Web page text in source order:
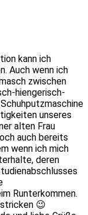
kann ich
Auch wenn ich
zwischen
hiengerisch-
unseres
alten Frau
auch bereits
wenn ich mich
deren
Runterkommen.
😉